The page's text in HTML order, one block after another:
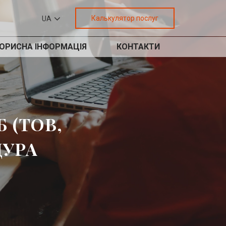
UA Калькулятор послуг
ІНФОРМАЦІЯ КОНТАКТИ
(ТОВ,